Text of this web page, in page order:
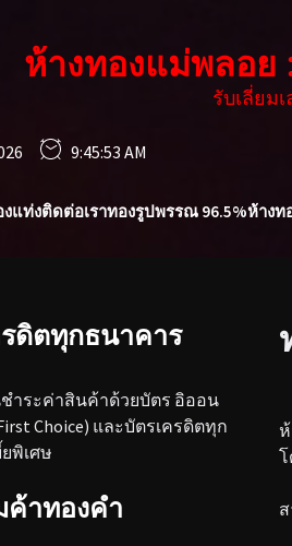
ห้างทองแม่พลอย
รับเลี่ยม
9:45:54 AM
แท่งติดต่อเราทองรูปพรรณ 96.5%ห้างท
ดิตทุกธนาคาร
ำระค่าสินค้าด้วยบัตร อิออน
Choice) และบัตรเครดิตทุก
พิเศษ
าทองคำ